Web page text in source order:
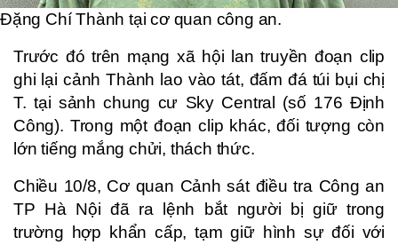
Đặng Chí Thành tại cơ quan công an.
Trước đó trên mạng xã hội lan truyền đoạn clip
ghi lại cảnh Thành lao vào tát, đấm đá túi bụi chị
T. tại sảnh chung cư Sky Central (số 176 Định
Công). Trong một đoạn clip khác, đối tượng còn
lớn tiếng mắng chửi, thách thức.
Chiều 10/8, Cơ quan Cảnh sát điều tra Công an
TP Hà Nội đã ra lệnh bắt người bị giữ trong
trường hợp khẩn cấp, tạm giữ hình sự đối với